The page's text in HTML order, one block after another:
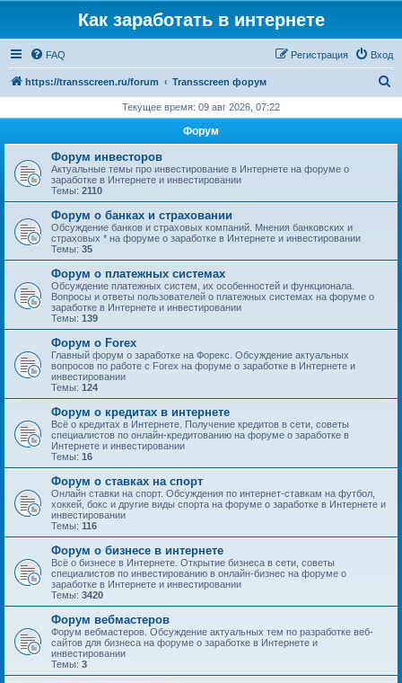
Как заработать в интернете
FAQ Вход
Регистрация
https://transscreen.ru/forum Transscreen форум
с
Текущее время: 09 авг 2026, 07:22
Форум
Форум инвесторов
Актуальные темы про инвестирование в Интернете на форуме о
заработке в Интернете и инвестировании
Темы: 2110
Форум о банках и страховании
Обсуждение банков и страховых компаний. Мнения банковских и
страховых * на форуме о заработке в Интернете и инвестировании
Темы: 35
Форум о платежных системах
Обсуждение платежных систем, их особенностей и функционала.
Вопросы и ответы пользователей о платежных системах на форуме о
заработке в Интернете и инвестировании
Темы: 139
Форум о Forex
Главный форум о заработке на Форекс. Обсуждение актуальных
вопросов по работе с Forex на форуме о заработке в Интернете и
инвестировании
Темы: 124
Форум о кредитах в интернете
Всё о кредитах в Интернете. Получение кредитов в сети, советы
специалистов по онлайн-кредитованию на форуме о заработке в
Интернете и инвестировании
Темы: 16
Форум о ставках на спорт
Онлайн ставки на спорт. Обсуждения по интернет-ставкам на футбол,
хоккей, бокс и другие виды спорта на форуме о заработке в Интернете и
инвестировании
Темы: 116
Форум о бизнесе в интернете
Всё о бизнесе в Интернете. Открытие бизнеса в сети, советы
специалистов по инвестированию в онлайн-бизнес на форуме о
заработке в Интернете и инвестировании
Темы: 3420
Форум вебмастеров
Форум вебмастеров. Обсуждение актуальных тем по разработке веб-
сайтов для бизнеса на форуме о заработке в Интернете и
инвестировании
Темы: 3